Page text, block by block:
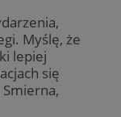
Myślę, że
lepiej
się